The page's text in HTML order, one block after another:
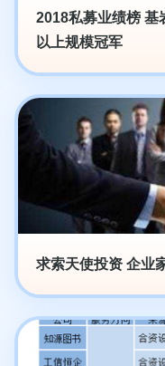
2018私募业绩榜 基
以上规模冠军
求索天使投资 企业